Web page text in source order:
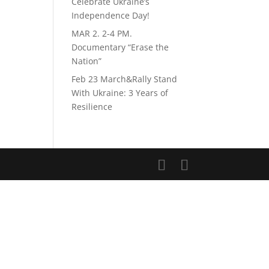
Independence Day!
MAR 2. 2-4 PM.
Documentary “Erase the
Nation”
Feb 23 March&Rally Stand
With Ukraine: 3 Years of
Resilience